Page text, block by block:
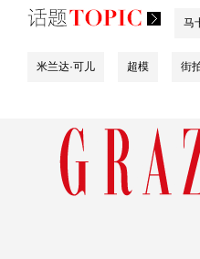
马
米兰达·可儿 超模 街